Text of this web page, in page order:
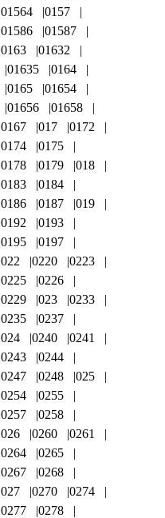
01564
0157
01586
01587
0163
01632
01635
0164
0165
01654
01656
01658
0167 017
0172
0174
0175
0178 0179
018
0183
0184
0186 0187
019
0192
0193
0195
0197
022 0220
0223
0225
0226
0229 023
0233
0235
0237
024 0240
0241
0243
0244
0247 0248
025
0254
0255
0257
0258
026 0260
0261
0264
0265
0267
0268
027 0270
0274
0277
0278